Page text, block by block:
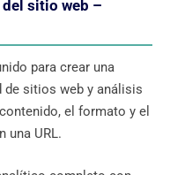
sitio web –
para crear una
de sitios web y análisis
el formato y el
una URL.